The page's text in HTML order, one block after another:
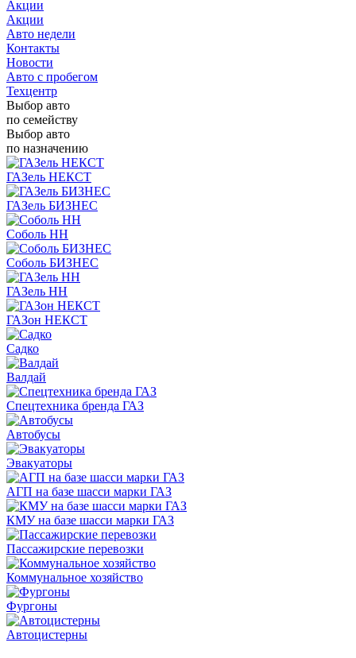
Акции
Акции
Авто недели
Контакты
Новости
Авто с пробегом
Техцентр
Выбор авто
по семейству
Выбор авто
по назначению
ГАЗель НЕКСТ
ГАЗель БИЗНЕС
Соболь НН
Соболь БИЗНЕС
ГАЗель НН
ГАЗон НЕКСТ
Садко
Валдай
Спецтехника бренда ГАЗ
Автобусы
Эвакуаторы
АГП на базе шасси марки ГАЗ
КМУ на базе шасси марки ГАЗ
Пассажирские перевозки
Коммунальное хозяйство
Фургоны
Автоцистерны